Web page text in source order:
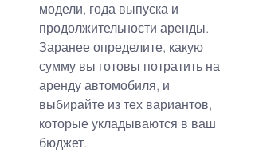
модели, года выпуска и
продолжительности аренды.
Заранее определите, какую
сумму вы готовы потратить на
аренду автомобиля, и
выбирайте из тех вариантов,
которые укладываются в ваш
бюджет.